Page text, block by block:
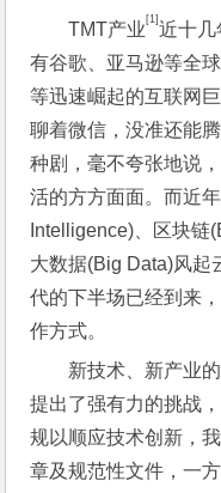
TMT产业
[1]
近十
有谷歌、亚马逊等全
等迅速崛起的互联网
聊着微信，没准还能
种剧，毫不夸张地说
活的方方面面。而近
Intelligence)、区块链
大数据(Big Data)风起
代的下半场已经到来
作方式。
新技术、新产业
提出了强有力的挑战
规以顺应技术创新，
章及规范性文件，一